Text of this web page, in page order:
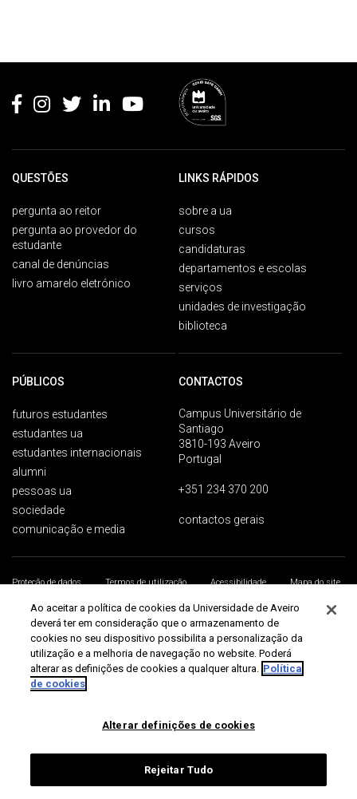
QUESTÕES
pergunta ao reitor
pergunta ao provedor do
estudante
canal de denúncias
livro amarelo eletrónico
LINKS RÁPIDOS
sobre a ua
cursos
candidaturas
departamentos e escolas
serviços
unidades de investigação
biblioteca
PÚBLICOS
futuros estudantes
estudantes ua
estudantes internacionais
alumni
pessoas ua
sociedade
comunicação e media
CONTACTOS
Campus Universitário de
Santiago
3810-193 Aveiro
Portugal
+351 234 370 200
contactos gerais
Proteção de dados Termos de utilização Acessibilidade
Mapa do site
Universidade de Aveiro 2026
Ao aceitar a política de cookies da Universidade de Aveiro
deverá ter em consideração que o armazenamento de
cookies no seu dispositivo possibilita a personalização da
utilização e a melhoria de navegação no website. Poderá
alterar as definições de cookies a qualquer altura. Política
de cookies
Alterar definições de cookies
Rejeitar Tudo